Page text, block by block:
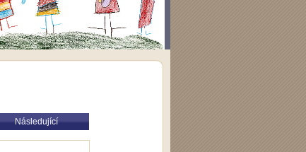
Následující